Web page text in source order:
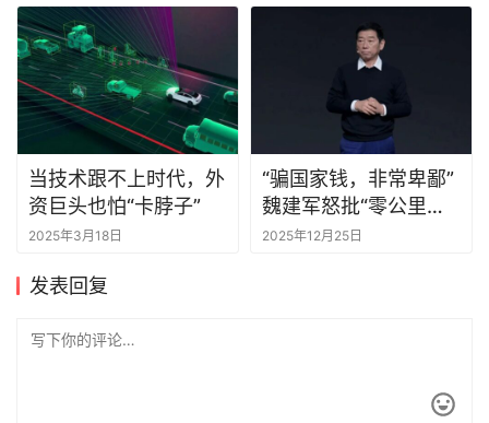
当技术跟不上时代，外
资巨头也怕“卡脖子”
2025年3月18日
“骗国家钱，非常卑鄙”
魏建军怒批“零公里二
手车”
2025年12月25日
发表回复